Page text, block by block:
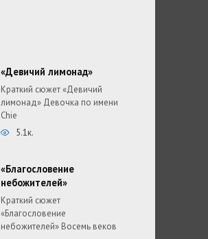
«Девичий лимонад»
Краткий сюжет «Девичий
лимонад» Девочка по имени
Chie
5.1к.
«Благословение
небожителей»
Краткий сюжет
«Благословение
небожителей» Восемь веков